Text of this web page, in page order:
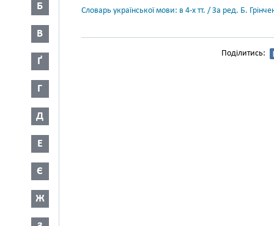
Б
В
Ґ
Г
Д
Е
Є
Ж
Словарь української мови: в 4-х тт. / За ред. Б.
Поділитись: